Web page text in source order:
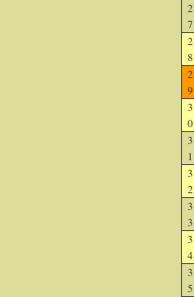
2
7
2
8
2
9
3
0
3
1
3
2
3
3
3
4
3
5